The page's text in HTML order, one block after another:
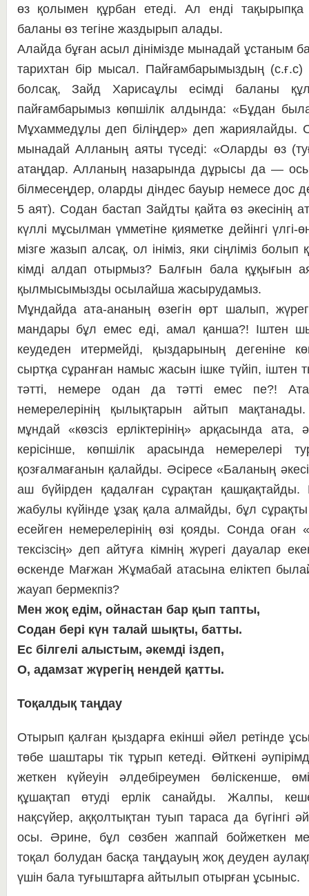
өз қо­лы­мен құрбан етеді. Ал енді та­қы­рып­қа
баланы өз тегіне жаздырып алады.
Алайда бұған асыл дінімізде мы­надай ұстаным
тарихтан бір мысал. Пай­ғамбарымыздың (с.ғ.с)
болсақ, Зайд Ха­ри­­саұлы есімді баланы
пайғамбарымыз көп­ші­лік алдында: «Бұдан
Мұхаммедұлы деп бі­ліңдер» деп жариялайды.
мынадай Алланың ая­ты түседі: «Оларды өз
атаңдар. Алланың на­зарында дұрысы да — осы.
білмесеңдер, олар­ды діндес бауыр немесе дос
5 аят). Со­дан бастап Зайдты қайта өз әке­сі­нің
күллі мұ­сылман үмметіне қияметке дей­інгі
мізге жазып алсақ, ол ініміз, яки сі­ңліміз
кімді алдап отырмыз? Бал­ғын бала құқығын
қылмысымызды осы­лай­ша жасырудамыз.
Мұндайда ата-ананың өзегін өрт шалып,
мандары бұл емес еді, амал қан­ша?! Іштен
кеудеден итермейді, қыз­да­рының дегеніне
сыртқа сұранған намыс жа­сын ішке түйіп,
тәтті, немере одан да тәт­ті емес пе?!
немерелерінің қылықтарын ай­тып
мұндай «көзсіз ер­лік­те­рі­нің» арқасында ата,
керісінше, көпшілік ара­сын­да немерелері
қозғалмағанын қалайды. Әсі­ресе «Баланың әкесі
аш бүйірден қадалған сұ­рақтан
жабулы күйінде ұзақ қала алмайды, бұл сұрақты
есейген не­ме­ре­ле­рі­нің өзі қояды. Сонда оған
тексізсің» деп ай­ту­ғ­а кімнің жүрегі дауалар
өскенде Мағжан Жұ­мабай атасына еліктеп
жауап бер­мек­піз?
Мен жоқ едім, ойнастан бар қып тапты,
Содан бері күн талай шықты, батты.
Ес білгелі алыстым, әкемді іздеп,
О, адамзат жүрегің нендей қатты.
Тоқалдық таңдау
Отырып қалған қыздарға екін­ші әйел ретінде
төбе шаштары тік тұрып ке­теді. Өйткені
жеткен күйеуін әлде­бі­­реумен бөліскенше,
құшақтап өтуді ерлік са­найды. Жалпы,
нақсүйер, аққолтықтан ту­ып тараса да бүгінгі
осы. Әрине, бұл сөзбен жап­пай бойжеткен
тоқал болудан басқа таң­дауың жоқ деуден
үшін бала ту­ғыш­тар­ға айтылып отырған ұсыныс.